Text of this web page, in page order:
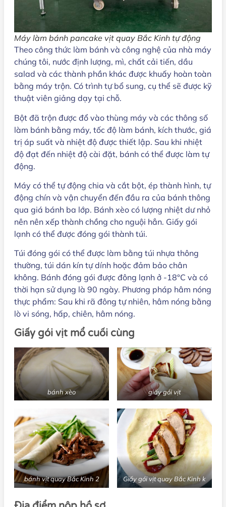
Máy làm bánh pancake vịt quay Bắc Kinh tự động
Theo công thức làm bánh và công nghệ của nhà máy
chúng tôi, nước định lượng, mì, chất cải tiến, dầu
salad và các thành phần khác được khuấy hoàn toàn
bằng máy trộn. Có trình tự bổ sung, cụ thể sẽ được kỹ
thuật viên giảng dạy tại chỗ.
Bột đã trộn được đổ vào thùng máy và các thông số
làm bánh bằng máy, tốc độ làm bánh, kích thước, giá
trị áp suất và nhiệt độ được thiết lập. Sau khi nhiệt
độ đạt đến nhiệt độ cài đặt, bánh có thể được làm tự
động.
Máy có thể tự động chia và cắt bột, ép thành hình, tự
động chín và vận chuyển đến đầu ra của bánh thông
qua giá bánh ba lớp. Bánh xèo có lượng nhiệt dư nhỏ
nên nên xếp thành chồng cho nguội hẳn. Giấy gói
lạnh có thể được đóng gói thành túi.
Túi đóng gói có thể được làm bằng túi nhựa thông
thường, túi dán kín tự dính hoặc đảm bảo chân
không. Bánh đóng gói được đông lạnh ở -18°C và có
thời hạn sử dụng là 90 ngày. Phương pháp hâm nóng
thực phẩm: Sau khi rã đông tự nhiên, hâm nóng bằng
lò vi sóng, hấp, chiên, hâm nóng.
Giấy gói vịt mổ cuối cùng
bánh xèo giấy gói vịt
bánh vịt quay Bắc Kinh 2 Giấy gói vịt quay Bắc Kinh k